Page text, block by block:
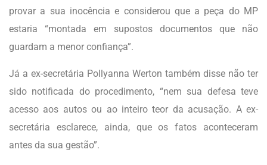
provar a sua inocência e considerou que a peça do MP
estaria “montada em supostos documentos que não
guardam a menor confiança”.
Já a ex-secretária Pollyanna Werton também disse não ter
sido notificada do procedimento, “nem sua defesa teve
acesso aos autos ou ao inteiro teor da acusação. A ex-
secretária esclarece, ainda, que os fatos aconteceram
antes da sua gestão”.